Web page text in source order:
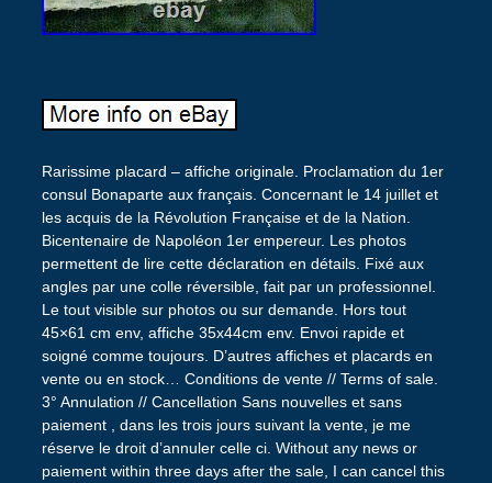
Rarissime placard – affiche originale. Proclamation du 1er
consul Bonaparte aux français. Concernant le 14 juillet et
les acquis de la Révolution Française et de la Nation.
Bicentenaire de Napoléon 1er empereur. Les photos
permettent de lire cette déclaration en détails. Fixé aux
angles par une colle réversible, fait par un professionnel.
Le tout visible sur photos ou sur demande. Hors tout
45×61 cm env, affiche 35x44cm env. Envoi rapide et
soigné comme toujours. D’autres affiches et placards en
vente ou en stock… Conditions de vente // Terms of sale.
3° Annulation // Cancellation Sans nouvelles et sans
paiement , dans les trois jours suivant la vente, je me
réserve le droit d’annuler celle ci. Without any news or
paiement within three days after the sale, I can cancel this